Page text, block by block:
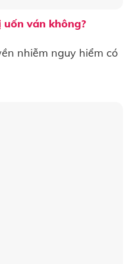
ván không?
nhiễm nguy hiểm có